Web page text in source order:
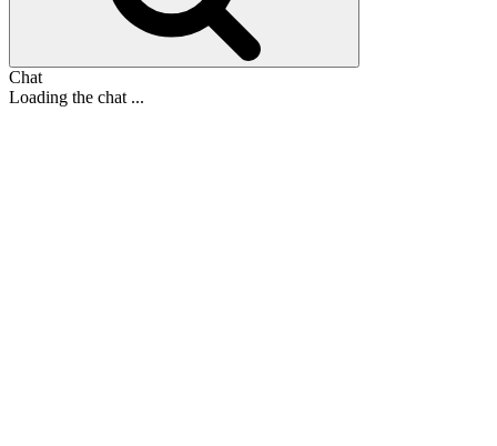
Chat
Loading the chat ...